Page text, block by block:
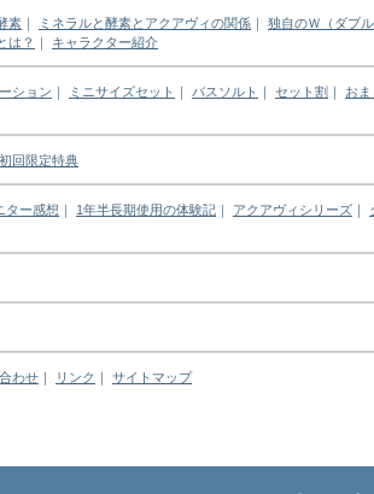
素 ｜ ミネラルと酵素とアクアヴィの関係 ｜ 独自のＷ（ダブ
は？ ｜ キャラクター紹介
ション ｜ ミニサイズセット ｜ バスソルト ｜ セット割 ｜ お
初回限定特典
ター感想 ｜ 1年半長期使用の体験記 ｜ アクアヴィシリーズ ｜
わせ ｜ リンク ｜ サイトマップ